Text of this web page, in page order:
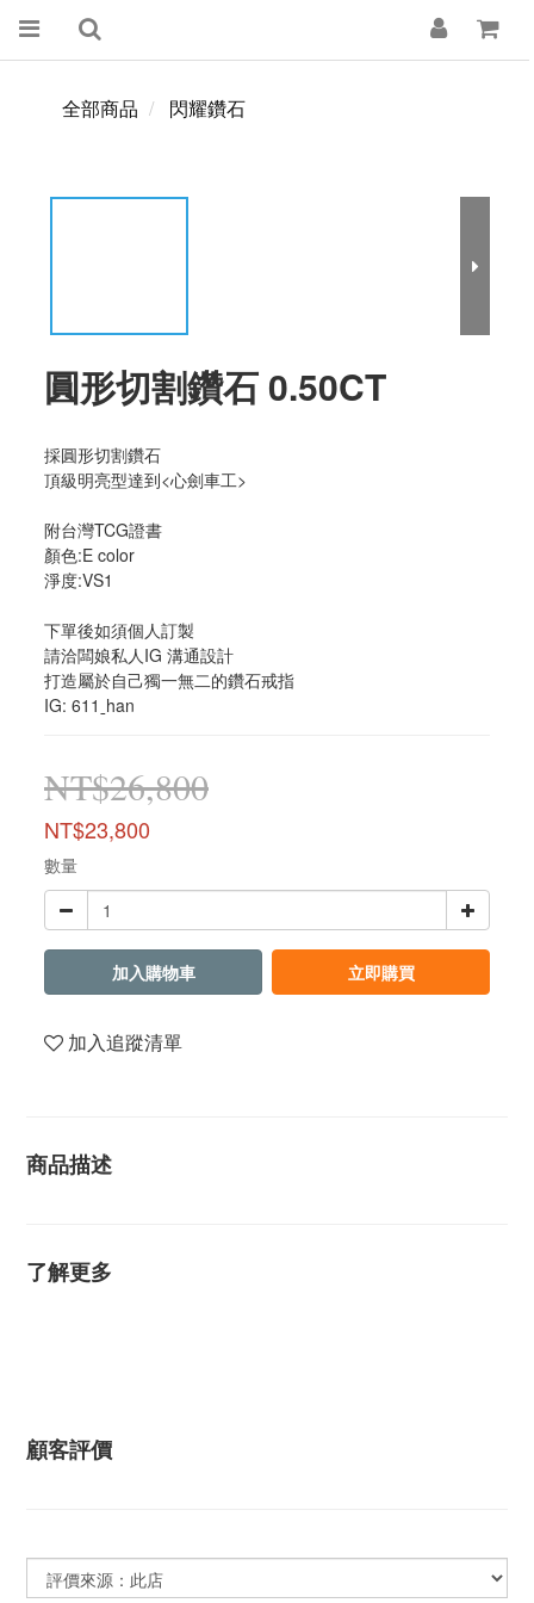
全部商品 閃耀鑽石
圓形切割鑽石 0.50CT
採圓形切割鑽石
頂級明亮型達到<心劍車工>
附台灣TCG證書
顏色:E color
淨度:VS1
下單後如須個人訂製
請洽闆娘私人IG 溝通設計
打造屬於自己獨一無二的鑽石戒指
IG: 611ˍhan
NT$26,800
NT$23,800
數量
加入購物車 立即購買
加入追蹤清單
商品描述
了解更多
顧客評價